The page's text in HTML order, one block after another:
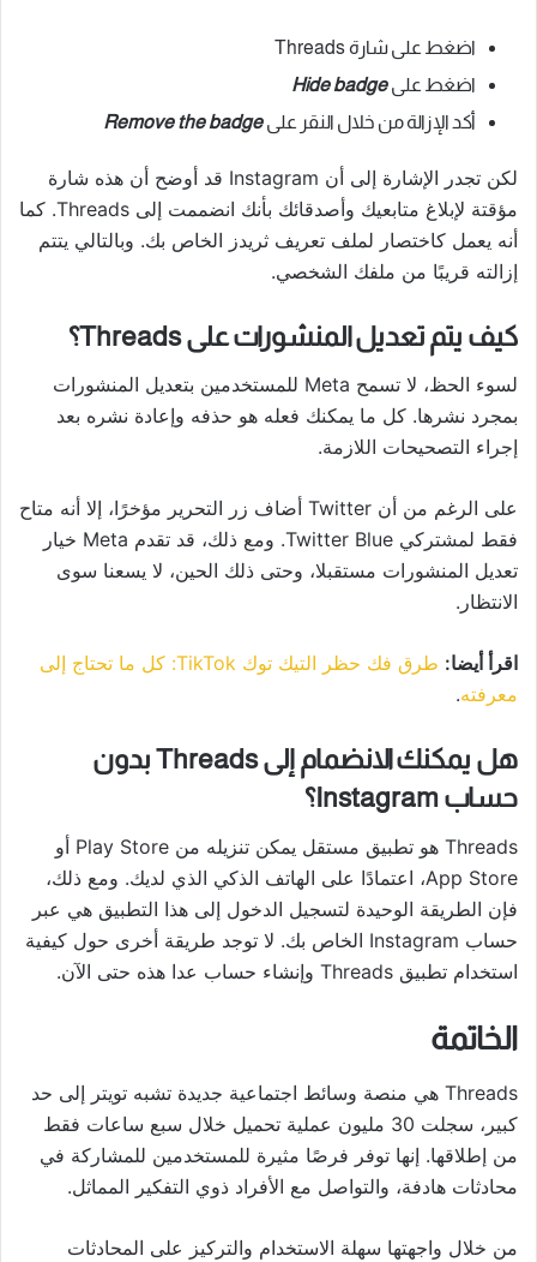
اضغط على شارة Threads
اضغط علىHide badge
أكد الإزالة من خلال النقر علىRemove the badge
لكن تجدر الإشارة إلى أن Instagram قد أوضح أن هذه شارة
مؤقتة لإبلاغ متابعيك وأصدقائك بأنك انضممت إلى Threads. كما
أنه يعمل كاختصار لملف تعريف ثريدز الخاص بك. وبالتالي يتتم
إزالته قريبًا من ملفك الشخصي.
كيف يتم تعديل المنشورات على Threads؟
لسوء الحظ، لا تسمح Meta للمستخدمين بتعديل المنشورات
بمجرد نشرها. كل ما يمكنك فعله هو حذفه وإعادة نشره بعد
إجراء التصحيحات اللازمة.
على الرغم من أن Twitter أضاف زر التحرير مؤخرًا، إلا أنه متاح
فقط لمشتركي Twitter Blue. ومع ذلك، قد تقدم Meta خيار
تعديل المنشورات مستقبلا، وحتى ذلك الحين، لا يسعنا سوى
الانتظار.
اقرأ أيضا:
طرق فك حظر التيك توك TikTok: كل ما تحتاج إلى
معرفته.
هل يمكنك الانضمام إلى Threads بدون
حساب Instagram؟
Threads هو تطبيق مستقل يمكن تنزيله من Play Store أو
App Store، اعتمادًا على الهاتف الذكي الذي لديك. ومع ذلك،
فإن الطريقة الوحيدة لتسجيل الدخول إلى هذا التطبيق هي عبر
حساب Instagram الخاص بك. لا توجد طريقة أخرى حول كيفية
استخدام تطبيق Threads وإنشاء حساب عدا هذه حتى الآن.
الخاتمة
Threads هي منصة وسائط اجتماعية جديدة تشبه تويتر إلى حد
كبير، سجلت 30 مليون عملية تحميل خلال سبع ساعات فقط
من إطلاقها. إنها توفر فرصًا مثيرة للمستخدمين للمشاركة في
محادثات هادفة، والتواصل مع الأفراد ذوي التفكير المماثل.
من خلال واجهتها سهلة الاستخدام والتركيز على المحادثات